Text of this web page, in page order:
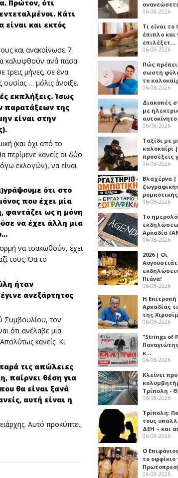
Πρώτον, ότι
Κάτι
και εκτός
και ανακοίνωσε 7.
καλυφθούν ανά πάσα
τρεις μήνες, σε ένα
ουσίας … μόλις άνοιξε.
εκπλήξεις. Ίσως
παρατάξεων της
είναι στην
(και όχι από το
περίμενε κανείς οι δύο
εκλογών), να είναι
ότι στο
που έχει μία
φαντάζει ως η μόνη
να έχει άλλη μια
να τσακωθούν, έχει
τους; Θα το
ήταν
ανεξάρτητος
Συμβουλίου, τον
ότι ανέλαβε μια
κανείς. Κι
τις απώλειες
παίρνει θέση για
θα είναι ξανά
αυτή είναι η
Αυτό προκύπτει,
06-08-2026
Τι είναι
έπιπλο και
επιλέξετ…
06-08-2026
Πώς πρέπει
σωστή
το
06-08-2026
Διακοπές
με
06-08-2026
Ταξίδι με
καλοκαίρι
προσέξεις
06-08-2026
Βλαχέρνα |
06-08-2026
Το
Αρκαδία
06-08-2026
2026 | Οι
Πιάνα!
06-08-2026
Η Επιτροπή
Αρκαδίας
της
06-08-2026
"Strings of
κ…
06-08-2026
Κλείνει
Τρίπολη -
06-08-2026
Τρίπολη:
τους
ΔΕΗ – και
06-08-2026
Ο
το οφφίκιο
06-08-2026